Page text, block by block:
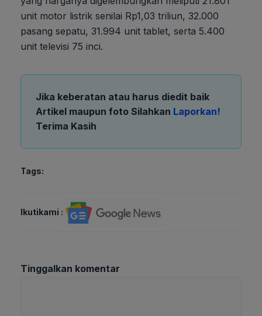
unit motor listrik senilai Rp1,03 triliun, 32.000
pasang sepatu, 31.994 unit tablet, serta 5.400
unit televisi 75 inci.
Jika keberatan atau harus diedit baik
Artikel maupun foto Silahkan Laporkan!
Terima Kasih
Tags:
Ikutikami :
Tinggalkan komentar